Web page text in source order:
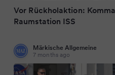
Vor Rückholaktion:
Raumstation ISS
Märkische Allgemeine
7 months ago